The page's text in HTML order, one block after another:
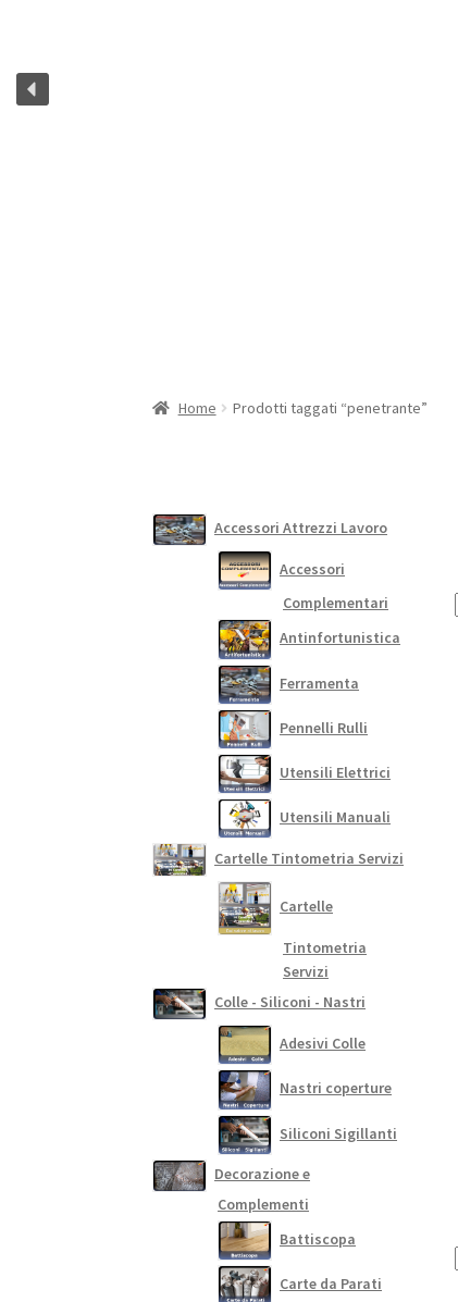
Home Prodotti taggati “penetrante”
Accessori Attrezzi Lavoro
Accessori
Complementari
Antinfortunistica
Ferramenta
Pennelli Rulli
Utensili Elettrici
Utensili Manuali
Cartelle Tintometria Servizi
Cartelle
Tintometria
Servizi
Colle - Siliconi - Nastri
Adesivi Colle
Nastri coperture
Siliconi Sigillanti
Decorazione e
Complementi
Battiscopa
Carte da Parati